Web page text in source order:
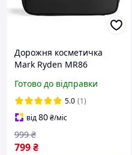
Дорожня косметичка
Mark Ryden MR86
сухе та вологе (Чорний)
Готово до відправки
5.0 (1)
від80₴/міс
799₴
999 ₴